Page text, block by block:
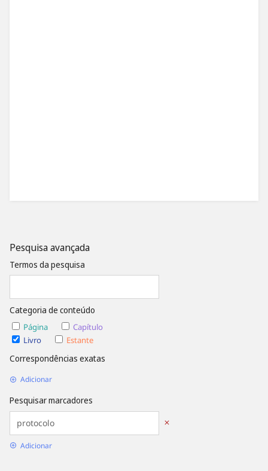
Pesquisa avançada
Termos da pesquisa
Categoria de conteúdo
Página
Capítulo
Livro
Estante
Correspondências exatas
Adicionar
Pesquisar marcadores
Adicionar